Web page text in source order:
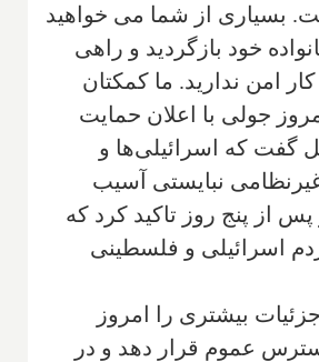
بسیاری از شما می خواهید
خود بازگردید و راهی
امن ندارید. ما کمکتان
جولی با اعلان حمایت
گفت که اسرائیلی‌ها و
نبایستی آسیب
پس از پنج روز تاکید کرد که
اسرائیلی و فلسطینی
بیشتری را امروز
عموم قرار دهد و در